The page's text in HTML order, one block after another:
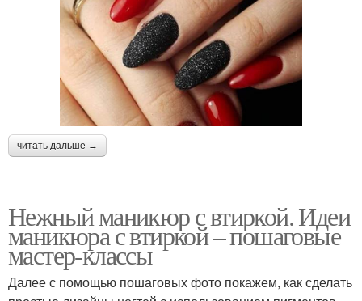
читать дальше →
Нежный маникюр с втиркой. Идеи
маникюра с втиркой – пошаговые
мастер-классы
Далее с помощью пошаговых фото покажем, как сделать